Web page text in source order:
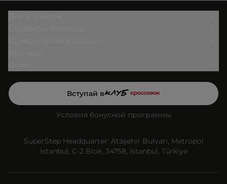
Вступай в
Условия бонусной программы
SuperStep Headquarter: Ataşehir Bulvarı, Metropol
İstanbul, C-2 Blok, 34758, İstanbul, Türkiye